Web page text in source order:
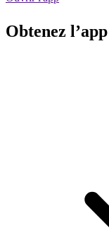
Obtenez